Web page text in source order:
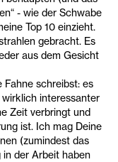
- wie der Schwabe
Top 10 einzieht.
gebracht. Es
aus dem Gesicht
Fahne schreibst: es
interessanter
Zeit verbringt und
ist. Ich mag Deine
(zumindest das
in der Arbeit haben